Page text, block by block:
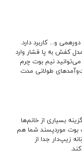
و... کاربرد دارد.
کفش به پا فشار وارد
نیم بوت چرم
طولانی مدت
بسیاری از خانم‌ها
بوت موردپسند شما هم
زیپ‌دار جدا از